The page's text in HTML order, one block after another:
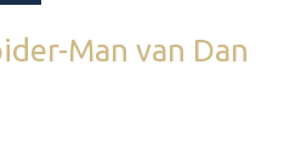
Man van Dan